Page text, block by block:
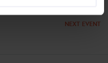
NEXT EVENT